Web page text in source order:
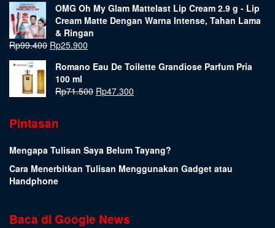
OMG Oh My Glam Mattelast Lip Cream 2.9 g - Lip
Cream Matte Dengan Warna Intense, Tahan Lama
& Ringan
Rp99.400 Rp25.900
Romano Eau De Toilette Grandiose Parfum Pria
100 ml
Rp71.500 Rp47.300
Pintasan
Mengapa Tulisan Saya Belum Tayang?
Cara Menerbitkan Tulisan Menggunakan Gadget atau
Handphone
Baca di Google News